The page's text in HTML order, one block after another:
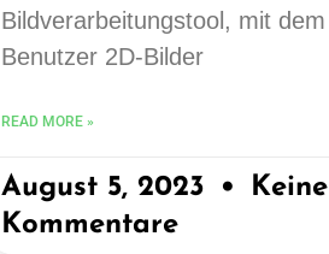
Bildverarbeitungstool, mit dem
Benutzer 2D-Bilder
READ MORE »
August 5, 2023
Keine
Kommentare